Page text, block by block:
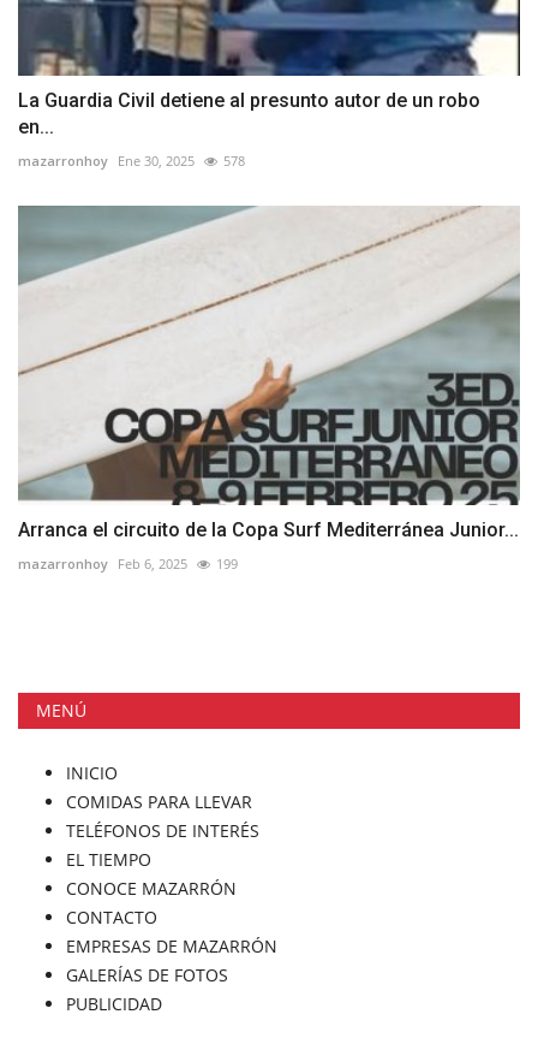
La Guardia Civil detiene al presunto autor de un robo
en...
mazarronhoy Ene 30, 2025 578
Arranca el circuito de la Copa Surf Mediterránea Junior...
mazarronhoy Feb 6, 2025 199
MENÚ
INICIO
COMIDAS PARA LLEVAR
TELÉFONOS DE INTERÉS
EL TIEMPO
CONOCE MAZARRÓN
CONTACTO
EMPRESAS DE MAZARRÓN
GALERÍAS DE FOTOS
PUBLICIDAD